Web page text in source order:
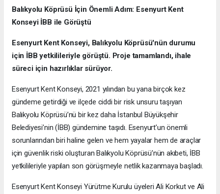
Balıkyolu Köprüsü İçin Önemli Adım: Esenyurt Kent
Konseyi İBB ile Görüştü
Esenyurt Kent Konseyi, Balıkyolu Köprüsü'nün durumu
için İBB yetkilileriyle görüştü. Proje tamamlandı, ihale
süreci için hazırlıklar sürüyor.
Esenyurt Kent Konseyi, 2021 yılından bu yana birçok kez
gündeme getirdiği ve ilçede ciddi bir risk unsuru taşıyan
Balıkyolu Köprüsü’nü bir kez daha İstanbul Büyükşehir
Belediyesi’nin (İBB) gündemine taşıdı. Esenyurt’un önemli
sorunlarından biri haline gelen ve hem yayalar hem de araçlar
için güvenlik riski oluşturan Balıkyolu Köprüsü’nün akıbeti, İBB
yetkilileriyle yapılan son görüşmeyle netlik kazanmaya başladı.
Esenyurt Kent Konseyi Yürütme Kurulu üyeleri Ali Korkut ve Ali